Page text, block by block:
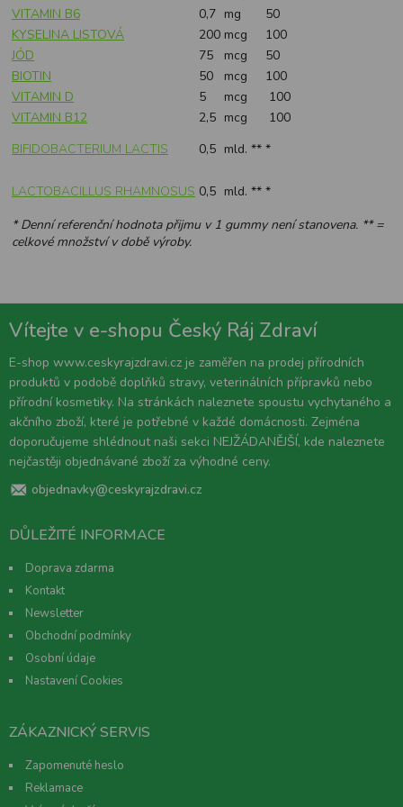
VITAMIN B6
0,7 mg
50
KYSELINA LISTOVÁ
200 mcg
100
JÓD
75 mcg
50
BIOTIN
50 mcg
100
VITAMIN D
5 mcg
100
VITAMIN B12
2,5 mcg
100
BIFIDOBACTERIUM LACTIS
0,5 mld. ** *
LACTOBACILLUS RHAMNOSUS 0,5 mld. ** *
* Denní referenční hodnota přijmu v 1 gummy není stanovena. ** =
celkové množství v době výroby.
Vítejte v e-shopu Český Ráj Zdraví
E-shop www.ceskyrajzdravi.cz je zaměřen na prodej přírodních
produktů v podobě doplňků stravy, veterinálních přípravků nebo
přírodní kosmetiky. Na stránkách naleznete spoustu vychytaného a
akčního zboží, které je potřebné v každé domácnosti. Zejména
doporučujeme shlédnout naši sekci NEJŽÁDANĚJŠÍ, kde naleznete
nejčastěji objednávané zboží za výhodné ceny.
objednavky@ceskyrajzdravi.cz
DŮLEŽITÉ INFORMACE
Doprava zdarma
Kontakt
Newsletter
Obchodní podmínky
Osobní údaje
Nastavení Cookies
ZÁKAZNICKÝ SERVIS
Zapomenuté heslo
Reklamace